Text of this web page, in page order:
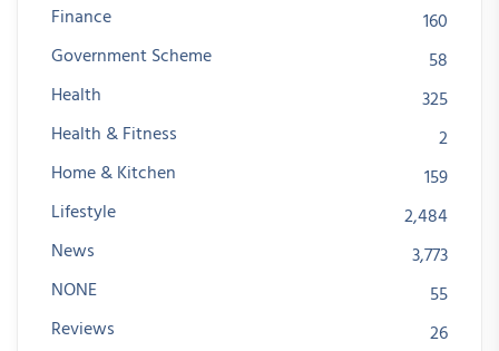
Finance
160
Government Scheme
58
Health
325
Health & Fitness
2
Home & Kitchen
159
Lifestyle
2,484
News
3,773
NONE
55
Reviews
26